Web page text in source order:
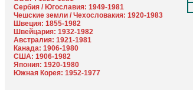
Сербия / Югославия: 1949-1981
Чешские земли / Чехословакия: 1920-1983
Швеция: 1855-1982
Швейцария: 1932-1982
Австралия: 1921-1981
Канада: 1906-1980
США: 1906-1982
Япония: 1920-1980
Южная Корея: 1952-1977